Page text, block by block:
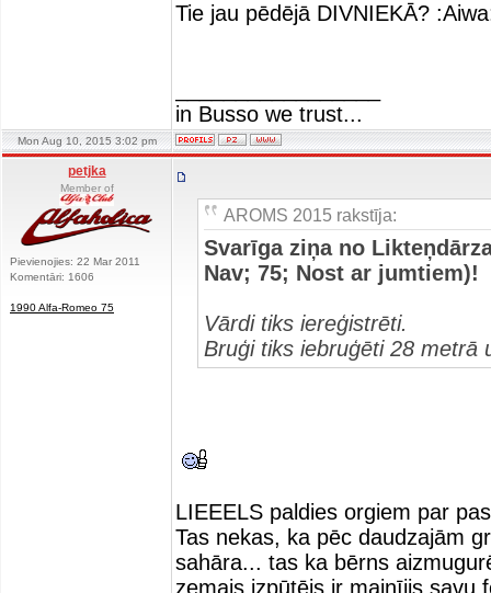
Tie jau pēdējā DIVNIEKĀ?
in Busso we trust...
Mon Aug 10, 2015 3:02 pm
petjka
Member of
Pievienojies: 22 Mar 2011
Komentāri: 1606
1990 Alfa-Romeo 75
AROMS 2015 rakstīja:
Svarīga ziņa no
Nav; 75; Nost ar jumtiem)!
Vārdi tiks iereģistrēti.
Bruģi tiks iebruģēti 28 metrā
LIEEELS paldies orgiem par
Tas nekas, ka pēc daudzajām
sahāra... tas ka bērns
zemais izpūtējs ir mainījis savu